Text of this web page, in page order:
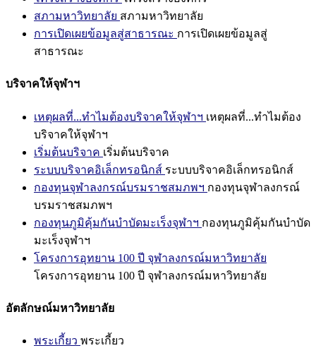
สภามหาวิทยาลัย สภามหาวิทยาลัย
การเปิดเผยข้อมูลสู่สาธารณะ การเปิดเผยข้อมูลสู่
สาธารณะ
บริจาคให้จุฬาฯ
เหตุผลที่...ทำไมต้องบริจาคให้จุฬาฯ เหตุผลที่...ทำไมต้อง
บริจาคให้จุฬาฯ
เริ่มต้นบริจาค เริ่มต้นบริจาค
ระบบบริจาคอิเล็กทรอนิกส์ ระบบบริจาคอิเล็กทรอนิกส์
กองทุนจุฬาลงกรณ์บรมราชสมภพฯ กองทุนจุฬาลงกรณ์
บรมราชสมภพฯ
กองทุนภูมิคุ้มกันบำบัดมะเร็งจุฬาฯ กองทุนภูมิคุ้มกันบำบัด
มะเร็งจุฬาฯ
โครงการอุทยาน 100 ปี จุฬาลงกรณ์มหาวิทยาลัย
โครงการอุทยาน 100 ปี จุฬาลงกรณ์มหาวิทยาลัย
อัตลักษณ์มหาวิทยาลัย
พระเกี้ยว พระเกี้ยว